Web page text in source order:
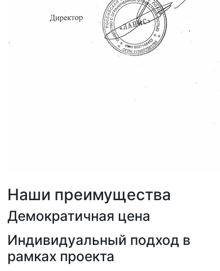
Наши преимущества
Демократичная цена
Индивидуальный подход в
рамках проекта